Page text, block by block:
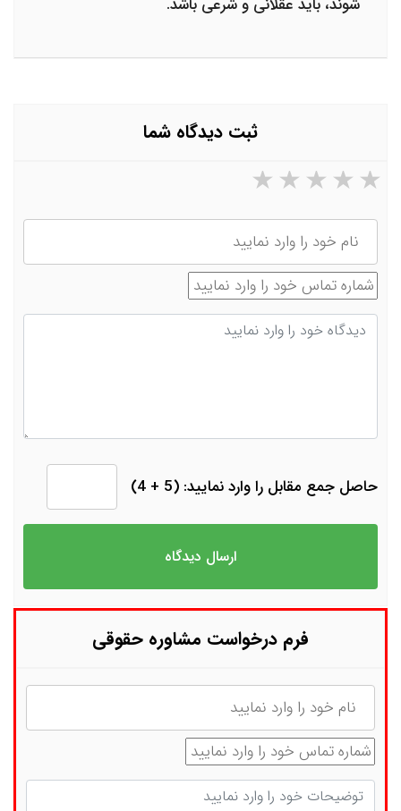
شوند، باید عقلانی و شرعی باشد.
ثبت دیدگاه شما
۵ ستاره از ۵ ۴ ستاره از ۵ ۳ ستاره از ۵ ۲ ستاره از ۵
نام
شماره تماس
دیدگاه
حاصل جمع مقابل را وارد نمایید: (5 + 4)
فرم درخواست مشاوره حقوقی
نام
شماره تماس
توضیحات